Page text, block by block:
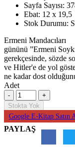
Sayfa Sayısı:
Ebat: 12 x 19,5
Stok Durumu:
Ermeni
gününü ”Ermeni
gerekçesinde, sözde
ve Hitler'e de yol
ne kadar dost
Adet
Stokta Yok
Google E-Kitap Satın
PAYLAŞ